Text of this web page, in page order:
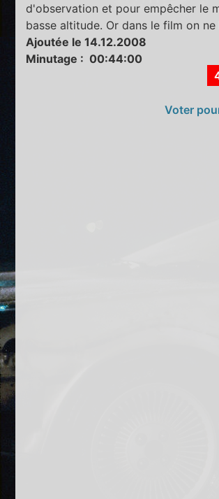
d'observation et pour empêcher le
basse altitude. Or dans le film on
Ajoutée le 14.12.2008
Minutage : 00:44:00
Voter